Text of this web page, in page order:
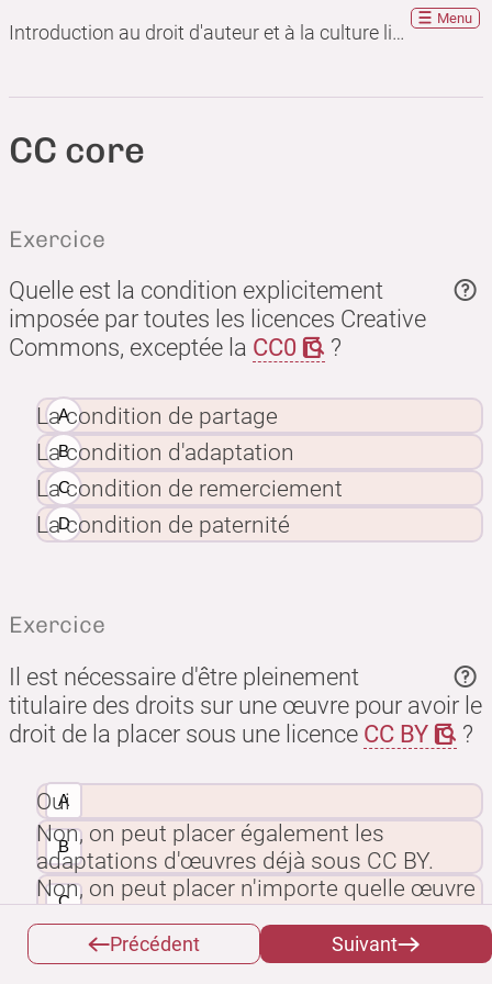
Introduction au droit d'auteur et à la culture libre
Menu
CC core
Exercice
Quelle est la condition explicitement
imposée par toutes les licences Creative
Commons, exceptée la CC0 ?
La condition de partage
La condition d'adaptation
La condition de remerciement
La condition de paternité
Exercice
Il est nécessaire d'être pleinement
titulaire des droits sur une œuvre pour avoir le
droit de la placer sous une licence CC BY ?
Oui
Non, on peut placer également les
adaptations d'œuvres déjà sous CC BY.
Non, on peut placer n'importe quelle œuvre
Précédent Suivant